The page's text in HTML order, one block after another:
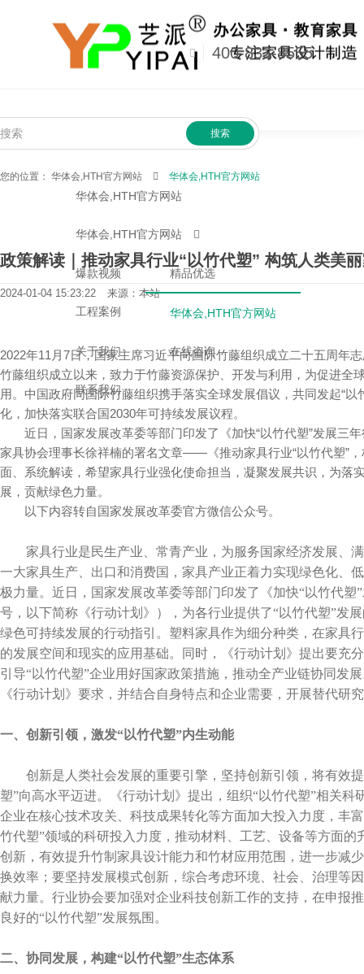
400-833-8555
676721513@qq.com
搜索
华体会,HTH官方网站
华体会,HTH官方网站
爆款视频 精品优选
工程案例 华体会,HTH官方网站
关于我们 在线咨询
联系我们
您的位置： 华体会,HTH官方网站 华体会,HTH官方网站
政策解读｜推动家具行业“以竹代塑” 构筑人类美
2024-01-04 15:23:22 来源：本站
2022年11月7日，国家主席习近平向国际竹藤组织成立二十五周年
竹藤组织成立以来，致力于竹藤资源保护、开发与利用，为促进全
用。 中国政府同国际竹藤组织携手落实全球发展倡议，共同发起“
化，加快落实联合国2030年可持续发展议程。
近日，国家发展改革委等部门印发了《加快“以竹代塑”发展三
家具协会理事长徐祥楠的署名文章——《推动家具行业“以竹代塑”
面、系统解读，希望家具行业强化使命担当，凝聚发展共识，为落
展，贡献绿色力量。
以下内容转自国家发展改革委官方微信公众号。
家具行业是民生产业、常青产业，为服务国家经济发展、
一大家具生产、出口和消费国，家具产业正着力实现绿色化、
极力量。近日，国家发展改革委等部门印发了《加快“以竹代塑
号，以下简称《行动计划》），为各行业提供了“以竹代塑”发
绿色可持续发展的行动指引。塑料家具作为细分种类，在家具
的发展空间和现实的应用基础。同时，《行动计划》提出要充
引导“以竹代塑”企业用好国家政策措施，推动全产业链协同发
《行动计划》要求，并结合自身特点和企业需要，开展替代研
一、创新引领，激发“以竹代塑”内生动能
创新是人类社会发展的重要引擎，坚持创新引领，将有效提
塑”向高水平迈进。《行动计划》提出，组织“以竹代塑”相关
企业在核心技术攻关、科技成果转化等方面加大投入力度，丰
竹代塑”领域的科研投入力度，推动材料、工艺、设备等方面
创新，有效提升竹制家具设计能力和竹材应用范围，进一步减
换效率；要坚持发展模式创新，综合考虑环境、社会、治理等
献力量。行业协会要加强对企业科技创新工作的支持，在申报
良好的“以竹代塑”发展氛围。
二、协同发展，构建“以竹代塑”生态体系